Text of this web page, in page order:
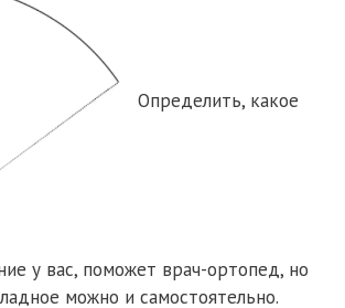
Определить, какое
у вас, поможет врач-ортопед, но
можно и самостоятельно.